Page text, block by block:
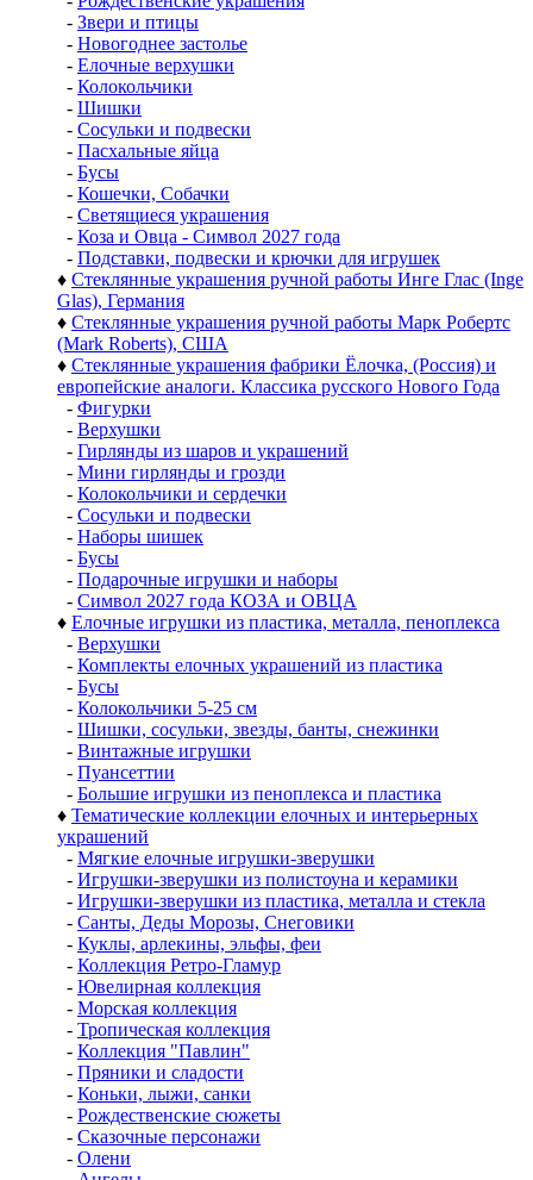
- Звери и птицы
- Новогоднее застолье
- Елочные верхушки
- Колокольчики
- Шишки
- Сосульки и подвески
- Пасхальные яйца
- Бусы
- Кошечки, Собачки
- Светящиеся украшения
- Коза и Овца - Символ 2027 года
- Подставки, подвески и крючки для игрушек
♦ Стеклянные украшения ручной работы Инге Глас (Inge
Glas), Германия
♦ Стеклянные украшения ручной работы Марк Робертс
(Mark Roberts), США
♦ Стеклянные украшения фабрики Ёлочка, (Россия) и
европейские аналоги. Классика русского Нового Года
- Фигурки
- Верхушки
- Гирлянды из шаров и украшений
- Мини гирлянды и грозди
- Колокольчики и сердечки
- Сосульки и подвески
- Наборы шишек
- Бусы
- Подарочные игрушки и наборы
- Символ 2027 года КОЗА и ОВЦА
♦ Елочные игрушки из пластика, металла, пеноплекса
- Верхушки
- Комплекты елочных украшений из пластика
- Бусы
- Колокольчики 5-25 см
- Шишки, сосульки, звезды, банты, снежинки
- Винтажные игрушки
- Пуансеттии
- Большие игрушки из пеноплекса и пластика
♦ Тематические коллекции елочных и интерьерных
украшений
- Мягкие елочные игрушки-зверушки
- Игрушки-зверушки из полистоуна и керамики
- Игрушки-зверушки из пластика, металла и стекла
- Санты, Деды Морозы, Снеговики
- Куклы, арлекины, эльфы, феи
- Коллекция Ретро-Гламур
- Ювелирная коллекция
- Морская коллекция
- Тропическая коллекция
- Коллекция "Павлин"
- Пряники и сладости
- Коньки, лыжи, санки
- Рождественские сюжеты
- Сказочные персонажи
- Олени